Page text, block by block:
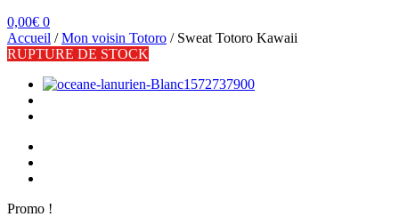
0,00€ 0
Accueil /Mon voisin Totoro / Sweat Totoro Kawaii
RUPTURE DE STOCK
Promo !